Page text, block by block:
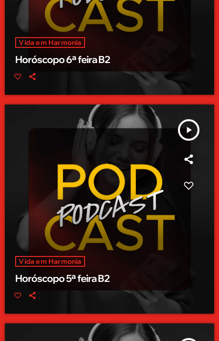
Vida em Harmonia
Horóscopo 6ª feira B2
play_arrow
Vida em Harmonia
Horóscopo 5ª feira B2